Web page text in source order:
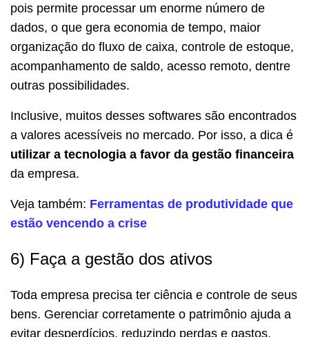
pois permite processar um enorme número de
dados, o que gera economia de tempo, maior
organização do fluxo de caixa, controle de estoque,
acompanhamento de saldo, acesso remoto, dentre
outras possibilidades.
Inclusive, muitos desses softwares são encontrados
a valores acessíveis no mercado. Por isso, a dica é
utilizar a tecnologia a favor da gestão financeira
da empresa.
Veja também: Ferramentas de produtividade que
estão vencendo a crise
6) Faça a gestão dos ativos
Toda empresa precisa ter ciência e controle de seus
bens. Gerenciar corretamente o patrimônio ajuda a
evitar desperdícios, reduzindo perdas e gastos,